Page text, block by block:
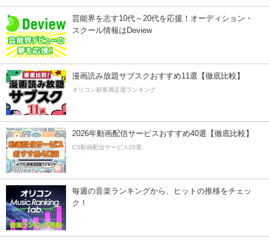
芸能界を志す10代～20代を応援！オーディション・
スクール情報はDeview
漫画読み放題サブスクおすすめ11選【徹底比較】
オリコン顧客満足度ランキング
2026年動画配信サービスおすすめ40選【徹底比較】
CS動画配信サービス20選
毎週の音楽ランキングから、ヒットの推移をチェッ
ク！